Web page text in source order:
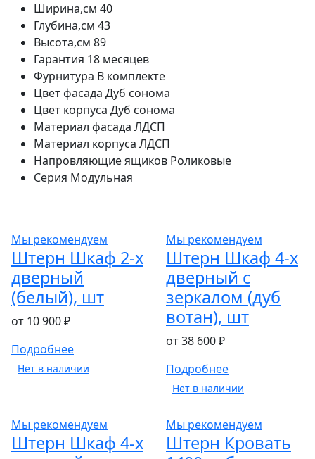
Ширина,см 40
Глубина,см 43
Высота,см 89
Гарантия 18 месяцев
Фурнитура В комплекте
Цвет фасада Дуб сонома
Цвет корпуса Дуб сонома
Материал фасада ЛДСП
Материал корпуса ЛДСП
Напровляющие ящиков Роликовые
Серия Модульная
Мы рекомендуем
Штерн Шкаф 2-х
дверный
(белый), шт
от 10 900 ₽
Подробнее
Нет в наличии
Мы рекомендуем
Штерн Шкаф 4-х
дверный с
зеркалом (дуб
вотан), шт
от 38 600 ₽
Подробнее
Нет в наличии
Мы рекомендуем
Штерн Шкаф 4-х
Мы рекомендуем
Штерн Кровать